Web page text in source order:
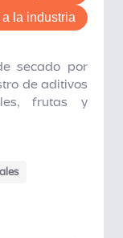
la industria
secado por
de aditivos
frutas y